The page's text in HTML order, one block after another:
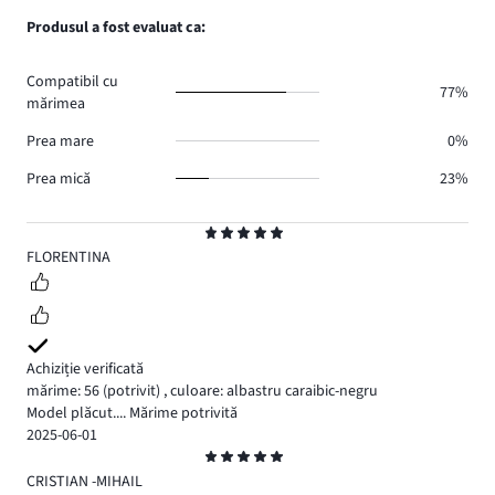
5
FLORENTINA
Achiziție verificată
mărime: 56 (potrivit) ,culoare: albastru caraibic-negru
Model plăcut.... Mărime potrivită
2025-06-01
5
CRISTIAN -MIHAIL
Produsul a fost evaluat ca:
Compatibil cu
mărimea
77%
Prea mare
0%
Prea mică
23%